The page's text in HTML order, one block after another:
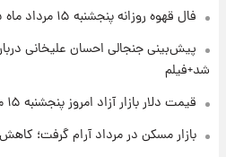
۱ روز پیش
۱ روز پیش
فال قهوه روزانه پنجشنبه ۱۵ مرداد ماه ۱۴۰۵
پیش‌بینی جنجالی احسان علیخانی
شد+فیلم
قیمت دلار بازار آزاد امروز پنجشنبه ۱۵ مرداد ۱۴۰۵ +جدول
بازار مسکن در مرداد آرام گرفت؛